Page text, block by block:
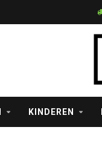
KINDEREN